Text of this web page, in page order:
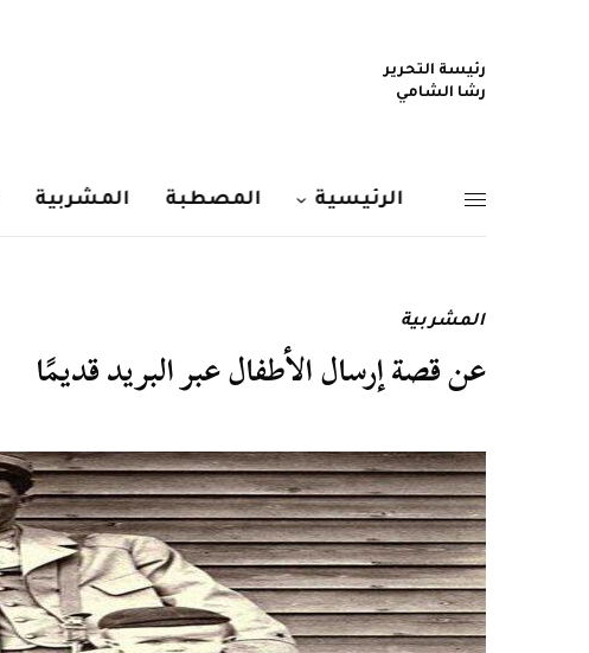
رئيسة التحرير
رشا الشامي
الرئيسية المصطبة المشربية
المشربية
عن قصة إرسال الأطفال عبر البريد قديمًا